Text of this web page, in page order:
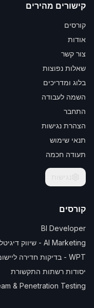
קישורים מהירים
קורסים
אודות
צור קשר
שאלות נפוצות
בלוג ומדריכים
השמה לעבודה
התחבר
הצהרת נגישות
תנאי שימוש
תעודה חכמה
קורסים
BI Developer
AI Marketing - שיווק דיגיטלי בעזרת AI
WPT - בדיקות חדירה ליישומי ווב
יסודות רשתות התקשורת
& Penetration Testing